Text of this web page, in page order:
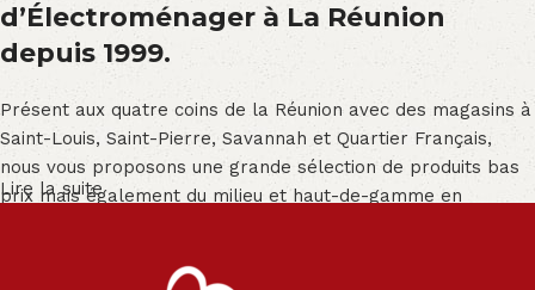
d’Électroménager à La Réunion
depuis 1999.
Présent aux quatre coins de la Réunion avec des magasins à
Saint-Louis, Saint-Pierre, Savannah et Quartier Français,
nous vous proposons une grande sélection de produits bas
prix mais également du milieu et haut-de-gamme en
Salon angle - Salon convertible - Salon relax - Canapé -
Lire la suite